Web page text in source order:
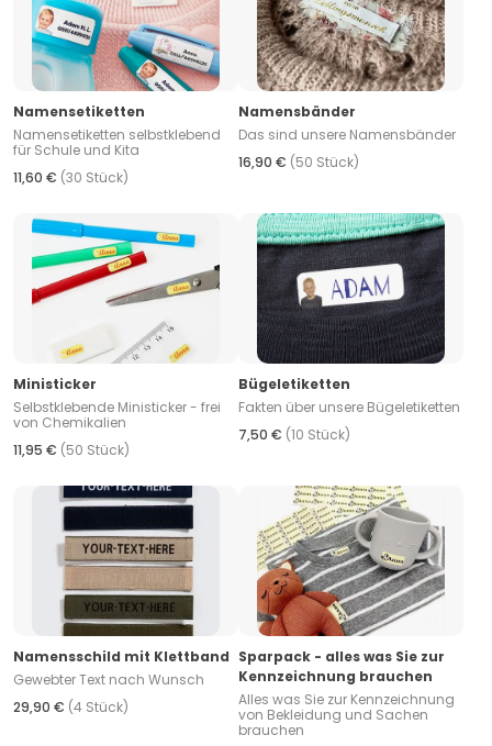
Namensetiketten
Namensetiketten selbstklebend
für Schule und Kita
11,60 € (30 Stück)
Namensbänder
Das sind unsere Namensbänder
16,90 € (50 Stück)
Ministicker
Selbstklebende Ministicker - frei
von Chemikalien
11,95 € (50 Stück)
Bügeletiketten
Fakten über unsere Bügeletiketten
7,50 € (10 Stück)
Namensschild mit Klettband
Gewebter Text nach Wunsch
29,90 € (4 Stück)
Sparpack - alles was Sie zur
Kennzeichnung brauchen
Alles was Sie zur Kennzeichnung
von Bekleidung und Sachen
brauchen